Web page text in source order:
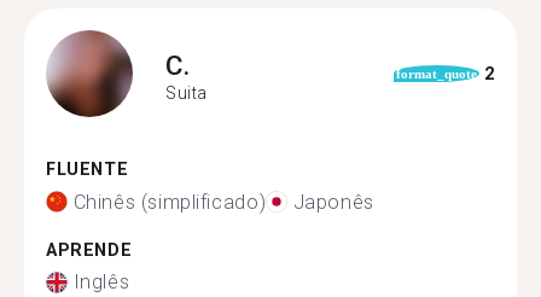
C.
Suita
format_quote 2
FLUENTE
Chinês (simplificado) Japonês
APRENDE
Inglês